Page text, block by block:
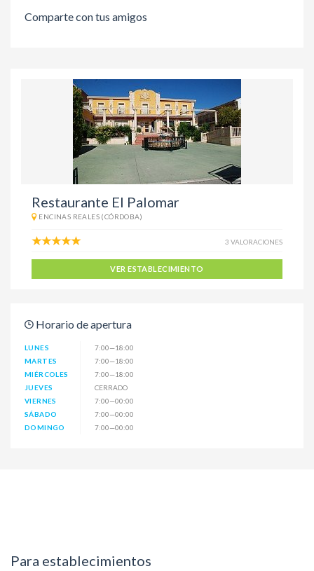
Comparte con tus amigos
Restaurante El Palomar
ENCINAS REALES (CÓRDOBA)
3 VALORACIONES
VER ESTABLECIMIENTO
Horario de apertura
LUNES
7:00—18:00
MARTES
7:00—18:00
MIÉRCOLES
7:00—18:00
JUEVES
CERRADO
VIERNES
7:00—00:00
SÁBADO
7:00—00:00
DOMINGO
7:00—00:00
Para establecimientos